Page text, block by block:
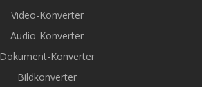
Video-Konverter
Audio-Konverter
Dokument-Konverter
Bildkonverter